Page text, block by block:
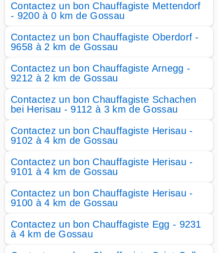
Contactez un bon Chauffagiste Mettendorf
- 9200 à 0 km de Gossau
Contactez un bon Chauffagiste Oberdorf -
9658 à 2 km de Gossau
Contactez un bon Chauffagiste Arnegg -
9212 à 2 km de Gossau
Contactez un bon Chauffagiste Schachen
bei Herisau - 9112 à 3 km de Gossau
Contactez un bon Chauffagiste Herisau -
9102 à 4 km de Gossau
Contactez un bon Chauffagiste Herisau -
9101 à 4 km de Gossau
Contactez un bon Chauffagiste Herisau -
9100 à 4 km de Gossau
Contactez un bon Chauffagiste Egg - 9231
à 4 km de Gossau